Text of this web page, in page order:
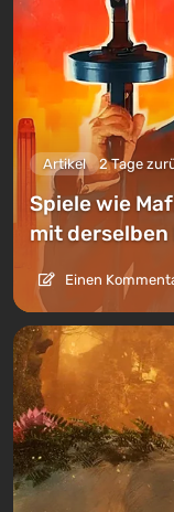
Artikel 2 Tage
Spiele wie
mit derselben
Einen